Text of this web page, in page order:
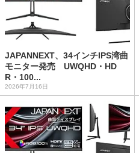
JAPANNEXT、34インチIPS湾曲
モニター発売 UWQHD・HD
R・100...
2026年7月16日